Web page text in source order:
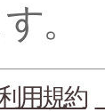
。
用規約